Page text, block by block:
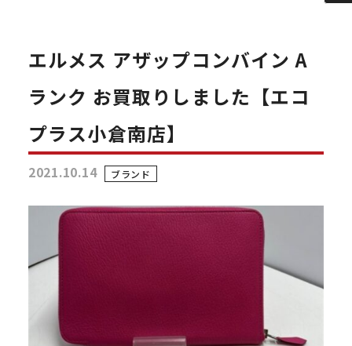
エルメス アザップコンバイン A
ランク お買取りしました【エコ
プラス小倉南店】
2021.10.14 ブランド